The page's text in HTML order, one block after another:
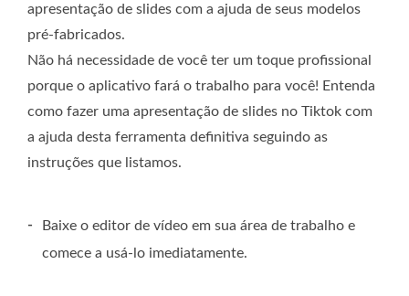
apresentação de slides com a ajuda de seus modelos
pré-fabricados.
Não há necessidade de você ter um toque profissional
porque o aplicativo fará o trabalho para você! Entenda
como fazer uma apresentação de slides no Tiktok com
a ajuda desta ferramenta definitiva seguindo as
instruções que listamos.
-
Baixe o editor de vídeo em sua área de trabalho e
comece a usá-lo imediatamente.